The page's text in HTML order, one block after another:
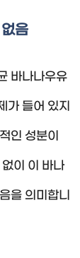
음
바나나우유
가 들어 있지
인 성분이
이 이 바나
을 의미합니